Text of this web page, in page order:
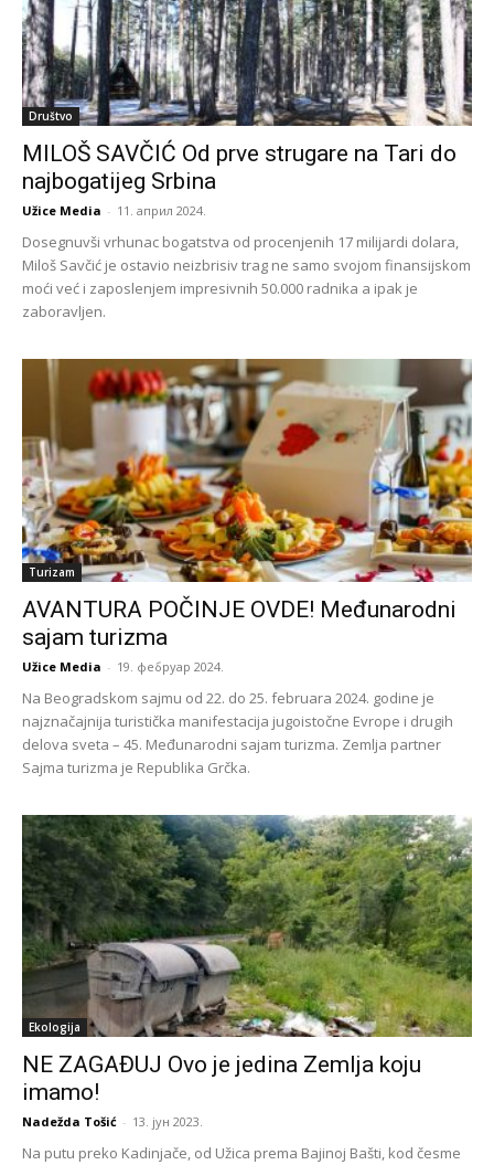
Društvo
MILOŠ SAVČIĆ Od prve strugare na Tari do
najbogatijeg Srbina
Užice Media - 11. април 2024.
Dosegnuvši vrhunac bogatstva od procenjenih 17 milijardi dolara,
Miloš Savčić je ostavio neizbrisiv trag ne samo svojom finansijskom
moći već i zaposlenjem impresivnih 50.000 radnika a ipak je
zaboravljen.
Turizam
AVANTURA POČINJE OVDE! Međunarodni
sajam turizma
Užice Media - 19. фебруар 2024.
Na Beogradskom sajmu od 22. do 25. februara 2024. godine je
najznačajnija turistička manifestacija jugoistočne Evrope i drugih
delova sveta – 45. Međunarodni sajam turizma. Zemlja partner
Sajma turizma je Republika Grčka.
Ekologija
NE ZAGAĐUJ Ovo je jedina Zemlja koju
imamo!
Nadežda Tošić - 13. јун 2023.
Na putu preko Kadinjače, od Užica prema Bajinoj Bašti, kod česme